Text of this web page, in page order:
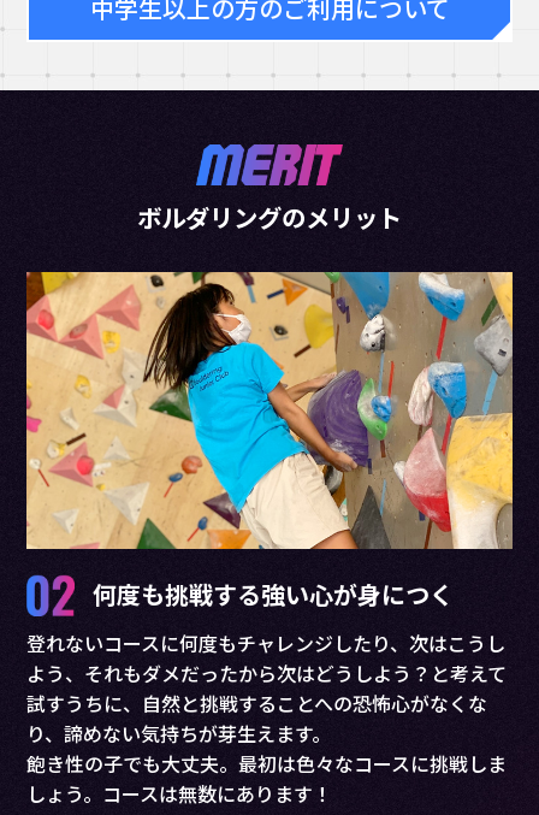
中学生以上の方のご利用について
ボルダリングのメリット
学力・集中力が上がる
実際に通われている保護者様から、多くのお声を頂いて
います。
どう登り切るかを考え、時に話し合うことで集中力や根
気強さ、自信などの非認知能力が向上、結果学力の向上
に繋がっているのかもしれません。